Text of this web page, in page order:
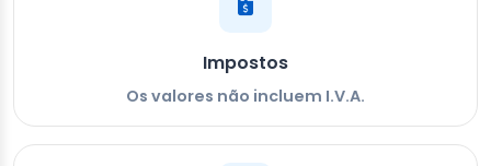
Impostos
Os valores não incluem I.V.A.